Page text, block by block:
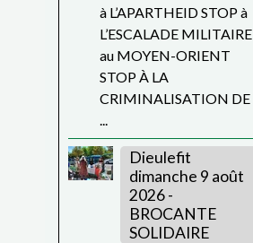
à L’APARTHEID STOP à
L’ESCALADE MILITAIRE
au MOYEN-ORIENT
STOP À LA
CRIMINALISATION DE
Dieulefit
dimanche 9 août
2026 -
BROCANTE
SOLIDAIRE